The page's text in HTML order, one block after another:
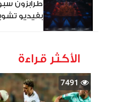
طرابزون
بفيديو
الأكثر قراءة
7491